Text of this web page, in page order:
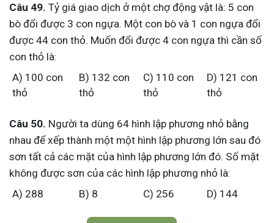
Câu 49. Tỷ giá giao dịch ở một chợ động vật là: 5 con
bò đổi được 3 con ngựa. Một con bò và 1 con ngựa đổi
được 44 con thỏ. Muốn đổi được 4 con ngựa thì cần số
con thỏ là:
A) 100 con
thỏ
B) 132 con
thỏ
C) 110 con
thỏ
D) 121 con
thỏ
Câu 50. Người ta dùng 64 hình lập phương nhỏ bằng
nhau để xếp thành một một hình lập phương lớn sau đó
sơn tất cả các mặt của hình lập phương lớn đó. Số mặt
không được sơn của các hình lập phương nhỏ là:
A) 288
B) 8 C) 256 D) 144